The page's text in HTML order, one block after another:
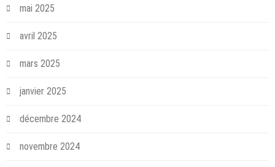
mai 2025
avril 2025
mars 2025
janvier 2025
décembre 2024
novembre 2024